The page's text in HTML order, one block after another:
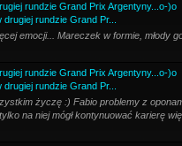
rundzie Grand Prix Argentyny...o-)o
rundzie Grand Pr...
emocji... Mareczek w formie, młody
rundzie Grand Prix Argentyny...o-)o
rundzie Grand Pr...
życzę :) Fabio problemy z
na niej mógł kontynuować karierę